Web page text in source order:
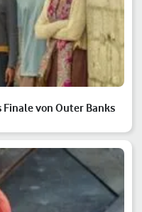
von Outer Banks